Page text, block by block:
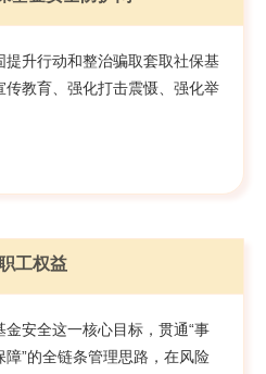
升行动和整治骗取套取社保基
教育、强化打击震慑、强化举
工权益
安全这一核心目标，贯通“事
”的全链条管理思路，在风险